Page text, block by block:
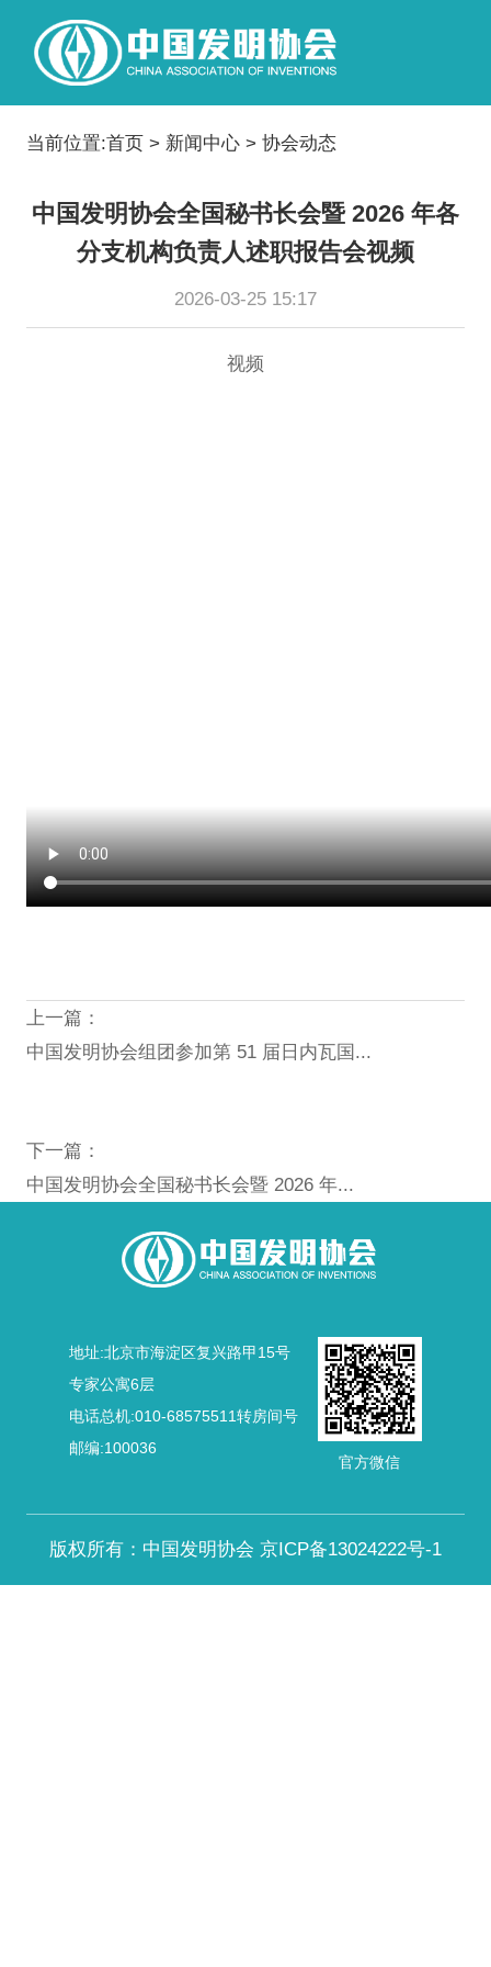
当前位置:首页 > 新闻中心> 协会动态
中国发明协会全国秘书长会暨 2026 年各
分支机构负责人述职报告会视频
2026-03-25 15:17
视频
上一篇：
中国发明协会组团参加第 51 届日内瓦国...
下一篇：
中国发明协会全国秘书长会暨 2026 年...
地址:北京市海淀区复兴路甲15号
专家公寓6层
电话总机:010-68575511转房间号
邮编:100036
官方微信
版权所有：中国发明协会 京ICP备13024222号-1